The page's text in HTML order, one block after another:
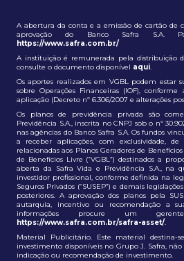
A abertura da conta e a emissão de cartão de
aprovação do Banco Safra S.A.
https://www.safra.com.br/
A instituição é remunerada pela distribuição
consulte o documento disponível aqui.
Os aportes realizados em VGBL podem estar
sobre Operações Financeiras (IOF),
aplicação (Decreto nº 6.306/2007 e alterações
Os planos de previdência privada são
Previdência S.A., inscrita no CNPJ sob o nº
nas agências do Banco Safra S.A. Os fundos
a receber aplicações, com exclusividade, de
relacionadas aos Planos Geradores de
de Benefícios Livre (“VGBL”) destinados a
aberta da Safra Vida e Previdência S.A., na
investidor profissional, conforme definida na
Seguros Privados (“SUSEP”) e demais
posteriores. A aprovação dos planos pela
autarquia, incentivo ou recomendação a
informações procure um
https://www.safra.com.br/safra-asset/.
Material Publicitário. Este material destina-
investimento disponíveis no Grupo J. Safra,
indicação ou recomendação de investimento.